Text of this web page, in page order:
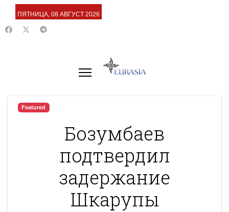
ПЯТНИЦА, 08 АВГУСТ 2026
Featured
Бозумбаев
подтвердил
задержание
Шкарупы